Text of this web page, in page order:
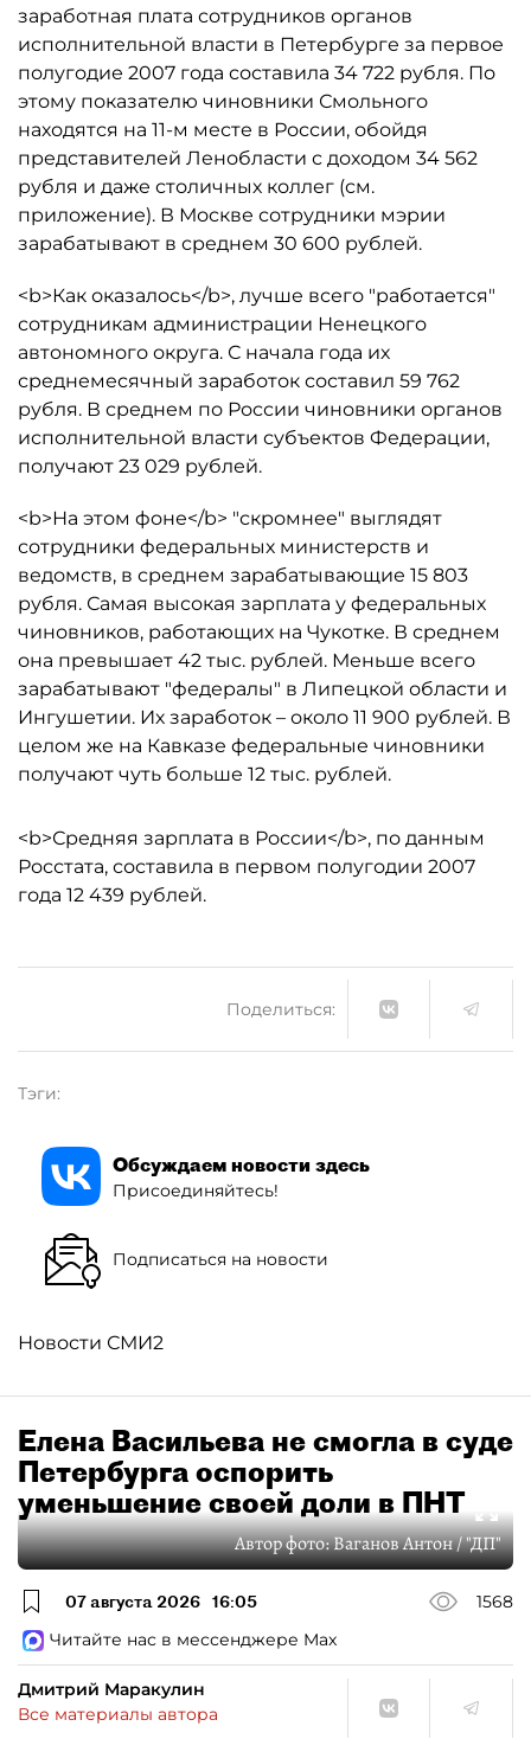
заработная плата сотрудников органов
исполнительной власти в Петербурге за первое
полугодие 2007 года составила 34 722 рубля. По
этому показателю чиновники Смольного
находятся на 11-м месте в России, обойдя
представителей Ленобласти с доходом 34 562
рубля и даже столичных коллег (см.
приложение). В Москве сотрудники мэрии
зарабатывают в среднем 30 600 рублей.
<b>Как оказалось</b>, лучше всего "работается"
сотрудникам администрации Ненецкого
автономного округа. С начала года их
среднемесячный заработок составил 59 762
рубля. В среднем по России чиновники органов
исполнительной власти субъектов Федерации,
получают 23 029 рублей.
<b>На этом фоне</b> "скромнее" выглядят
сотрудники федеральных министерств и
ведомств, в среднем зарабатывающие 15 803
рубля. Самая высокая зарплата у федеральных
чиновников, работающих на Чукотке. В среднем
она превышает 42 тыс. рублей. Меньше всего
зарабатывают "федералы" в Липецкой области и
Ингушетии. Их заработок – около 11 900 рублей. В
целом же на Кавказе федеральные чиновники
получают чуть больше 12 тыс. рублей.
<b>Средняя зарплата в России</b>, по данным
Росстата, составила в первом полугодии 2007
года 12 439 рублей.
Поделиться:
Тэги:
Обсуждаем новости здесь
Присоединяйтесь!
Подписаться на новости
Новости СМИ2
Елена Васильева не смогла в суде
Петербурга оспорить
уменьшение своей доли в ПНТ
Автор фото:Ваганов Антон / "ДП"
07 августа 2026 16:05
1568
Читайте нас в мессенджере Max
Дмитрий Маракулин
Все материалы автора